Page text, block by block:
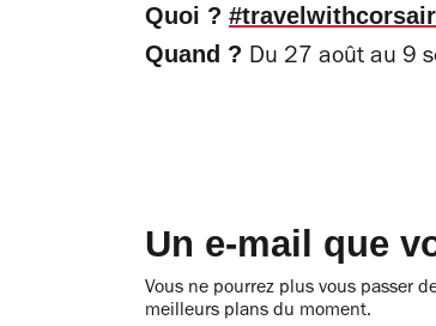
Quoi ? #travelwithcorsair
Quand ? Du 27 août au 9
Un e-mail que
Vous ne pourrez plus vous passer
meilleurs plans du moment.